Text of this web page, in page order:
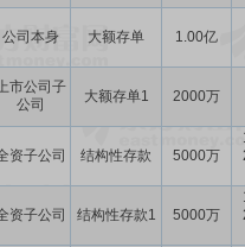
公司本身 大额存单 1.00亿
市公司子
公司
大额存单1 2000万
资子公司 结构性存款 5000万
资子公司 结构性存款1 5000万